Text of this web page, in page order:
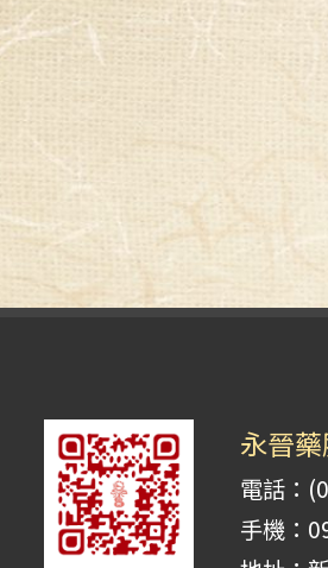
永晉
電話：
手機：